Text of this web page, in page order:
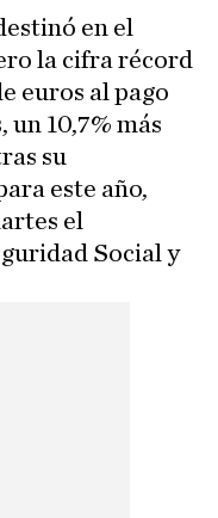
en el
la cifra récord
euros al pago
10,7% más
su
este año,
el
Social y